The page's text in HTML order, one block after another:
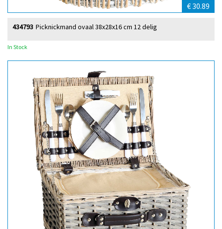
€ 30.89
Picknickmand ovaal 38x28x16 cm 12 delig
434793
In Stock